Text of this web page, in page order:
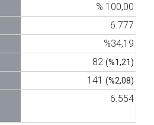
% 100,00
6.777
%34,19
82 (%1,21)
141 (%2,08)
6.554